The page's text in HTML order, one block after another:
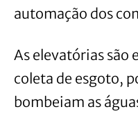
automação dos
As elevatórias são
coleta de esgoto,
bombeiam as